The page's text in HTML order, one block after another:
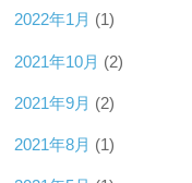
2022年1月 (1)
2021年10月 (2)
2021年9月 (2)
2021年8月 (1)